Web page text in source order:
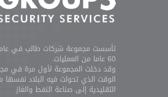
60 عاما من العمليات.
وقد دخلت المجموعة لأول مرة في
الوقت الذي تحولت فيه البلاد نفسها
التقليدية إلى صناعة النفط والغاز